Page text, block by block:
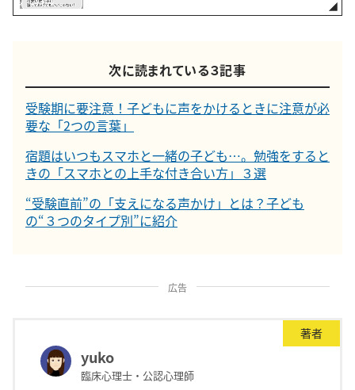
次に読まれている３記事
受験期に要注意！子どもに声をかけるときに注意が必
要な「2つの言葉」
宿題はいつもスマホと一緒の子ども…。勉強をすると
きの「スマホとの上手な付き合い方」３選
“受験直前”の「支えになる声かけ」とは？子ども
の“３つのタイプ別”に紹介
広告
著者
yuko
臨床心理士・公認心理師